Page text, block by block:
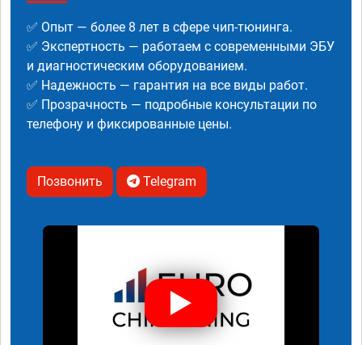
✅ Опыт — более 8 лет в сфере чип-тюнинга.
✅ Экспертность — работаем с современными ЭБУ
и диагностическим оборудованием.
✅ Надежность — гарантия на все виды работ.
✅ Прозрачность — подробные консультации по
телефону и фиксированные цены.
Позвонить Telegram